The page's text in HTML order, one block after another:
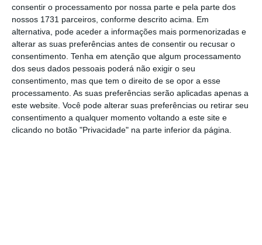
consentir o processamento por nossa parte e pela parte dos
nossos 1731 parceiros, conforme descrito acima. Em
alternativa, pode aceder a informações mais pormenorizadas e
alterar as suas preferências antes de consentir ou recusar o
consentimento. Tenha em atenção que algum processamento
dos seus dados pessoais poderá não exigir o seu
consentimento, mas que tem o direito de se opor a esse
processamento. As suas preferências serão aplicadas apenas a
este website. Você pode alterar suas preferências ou retirar seu
consentimento a qualquer momento voltando a este site e
clicando no botão "Privacidade" na parte inferior da página.
De que forma? Assine o ECO Premium e
tenha acesso a notícias exclusivas, à
opinião que conta, às reportagens e
especiais que mostram o outro lado da
história.
Esta assinatura é uma forma de apoiar
o ECO e os seus jornalistas. A nossa